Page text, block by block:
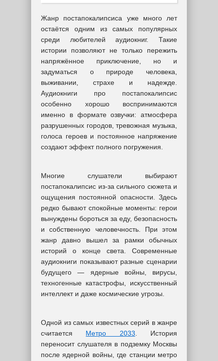
Жанр постапокалипсиса уже много лет
остаётся одним из самых популярных
среди любителей аудиокниг. Такие
истории позволяют не только пережить
напряжённое приключение, но и
задуматься о природе человека,
выживании, страхе и надежде.
Аудиокниги про постапокалипсис
особенно хорошо воспринимаются
именно в формате озвучки: атмосфера
разрушенных городов, тревожная музыка,
голоса героев и постоянное напряжение
создают эффект полного погружения.
Многие слушатели выбирают
постапокалипсис из-за сильного сюжета и
ощущения постоянной опасности. Здесь
редко бывают спокойные моменты: герои
вынуждены бороться за еду, безопасность
и собственную человечность. При этом
жанр давно вышел за рамки обычных
историй о конце света. Современные
аудиокниги показывают разные сценарии
будущего — ядерные войны, вирусы,
техногенные катастрофы, искусственный
интеллект и даже космические угрозы.
Одной из самых известных серий в жанре
считается Метро 2033. История
переносит слушателя в подземку Москвы
после ядерной войны, где станции метро